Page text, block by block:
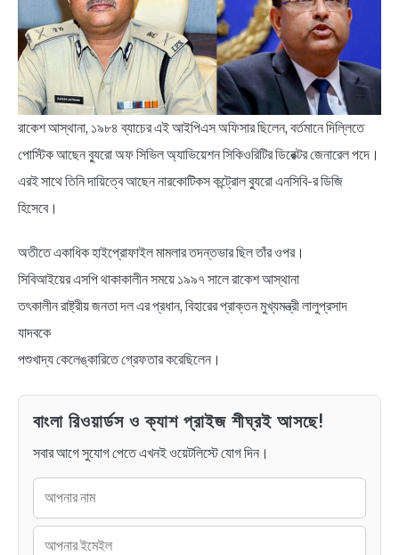
QUOTES & CAPTIONS
NEWS
BENGALI LYRICS
BENGALI NAMES
BENGALI STORIES
রাকেশ আস্থানা, ১৯৮৪ ব্যাচের এই আইপিএস অফিসার ছিলেন, বর্তমানে দিল্লিতে
পোস্টিক আছেন ব্যুরো অফ সিভিল অ্যাভিয়েশন সিকিওরিটির ডিরেক্টর জেনারেল পদে।
এরই সাথে তিনি দায়িত্বে আছেন নারকোটিকস কন্ট্রোল ব্যুরো এনসিবি-র ডিজি
হিসেবে।
অতীতে একাধিক হাইপ্রোফাইল মামলার তদন্তভার ছিল তাঁর ওপর।
সিবিআইয়ের এসপি থাকাকালীন সময়ে ১৯৯৭ সালে রাকেশ আস্থানা
তৎকালীন রাষ্ট্রীয় জনতা দল এর প্রধান, বিহারের প্রাক্তন মুখ্যমন্ত্রী লালুপ্রসাদ
যাদবকে
পশুখাদ্য কেলেঙ্কারিতে গ্রেফতার করেছিলেন।
বাংলা রিওয়ার্ডস ও ক্যাশ প্রাইজ শীঘ্রই আসছে!
সবার আগে সুযোগ পেতে এখনই ওয়েটলিস্টে যোগ দিন।